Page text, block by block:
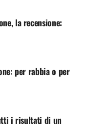
la recensione:
per rabbia o per
i risultati di un